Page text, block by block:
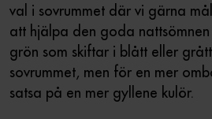
val i sovrummet där vi gärna
att hjälpa den goda
grön som skiftar i blått eller
sovrummet, men för en mer
satsa på en mer gyllene kulör.